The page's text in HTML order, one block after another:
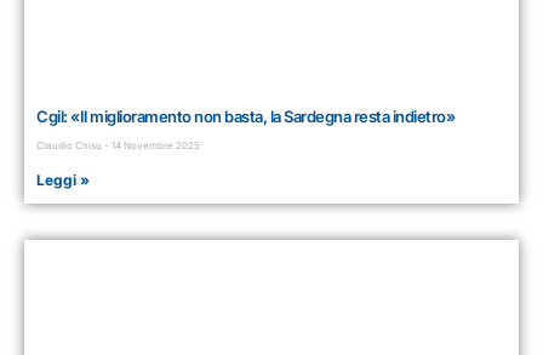
Cgil: «Il miglioramento non basta, la Sardegna resta indietro»
Claudio Chisu 14 Novembre 2025
Leggi »